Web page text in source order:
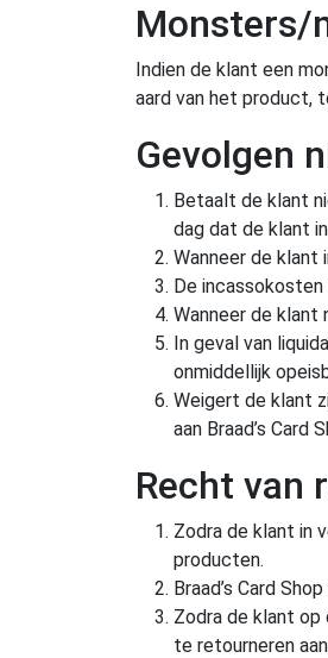
Monsters/
Indien de klant een
aard van het product,
Gevolgen
Betaalt de klant
dag dat de klant
Wanneer de klant
De
Wanneer de klant
In geval van
onmiddellijk
Weigert de klant
aan Braad’s Card
Recht van
Zodra de klant in
producten.
Braad’s Card
Zodra de klant
te retourneren